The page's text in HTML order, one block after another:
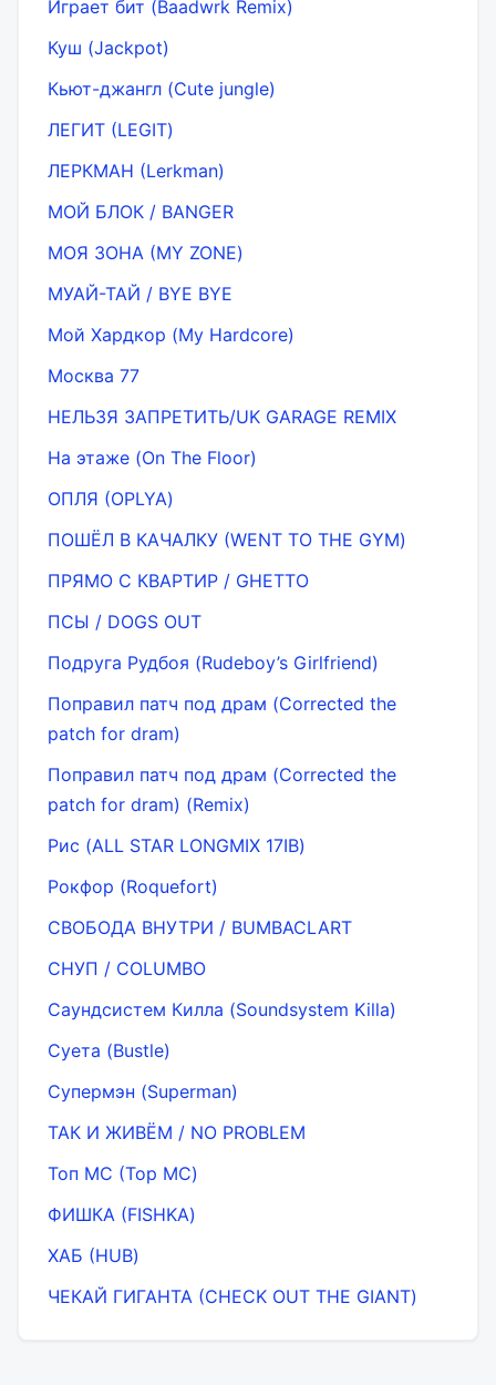
Играет бит (Baadwrk Remix)
Куш (Jackpot)
Кьют-джангл (Cute jungle)
ЛЕГИТ (LEGIT)
ЛЕРКМАН (Lerkman)
МОЙ БЛОК / BANGER
МОЯ ЗОНА (MY ZONE)
МУАЙ-ТАЙ / BYE BYE
Мой Хардкор (My Hardcore)
Москва 77
НЕЛЬЗЯ ЗАПРЕТИТЬ/UK GARAGE REMIX
На этаже (On The Floor)
ОПЛЯ (OPLYA)
ПОШЁЛ В КАЧАЛКУ (WENT TO THE GYM)
ПРЯМО С КВАРТИР / GHETTO
ПСЫ / DOGS OUT
Подруга Рудбоя (Rudeboy’s Girlfriend)
Поправил патч под драм (Corrected the
patch for dram)
Поправил патч под драм (Corrected the
patch for dram) (Remix)
Рис (ALL STAR LONGMIX 17IB)
Рокфор (Roquefort)
СВОБОДА ВНУТРИ / BUMBACLART
СНУП / COLUMBO
Саундсистем Килла (Soundsystem Killa)
Суета (Bustle)
Супермэн (Superman)
ТАК И ЖИВЁМ / NO PROBLEM
Топ МС (Top MC)
ФИШКА (FISHKA)
ХАБ (HUB)
ЧЕКАЙ ГИГАНТА (CHECK OUT THE GIANT)